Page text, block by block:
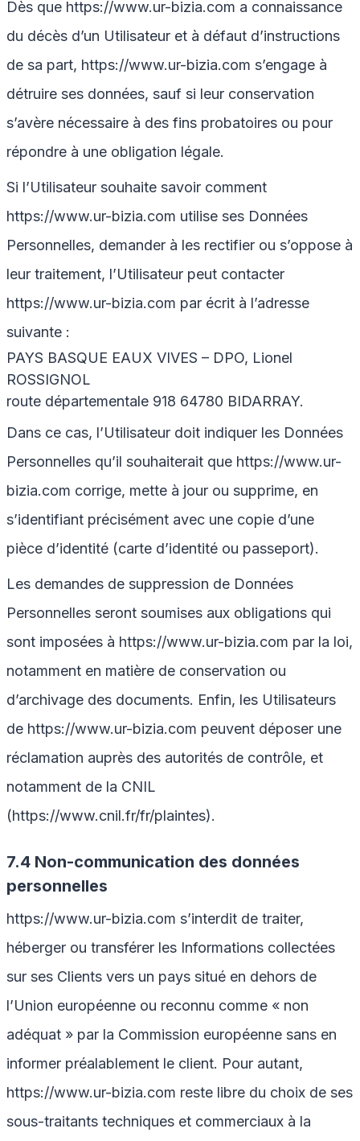
Dès que https://www.ur-bizia.com a connaissance
du décès d’un Utilisateur et à défaut d’instructions
de sa part, https://www.ur-bizia.com s’engage à
détruire ses données, sauf si leur conservation
s’avère nécessaire à des fins probatoires ou pour
répondre à une obligation légale.
Si l’Utilisateur souhaite savoir comment
https://www.ur-bizia.com utilise ses Données
Personnelles, demander à les rectifier ou s’oppose à
leur traitement, l’Utilisateur peut contacter
https://www.ur-bizia.com par écrit à l’adresse
suivante :
PAYS BASQUE EAUX VIVES – DPO, Lionel
ROSSIGNOL
route départementale 918 64780 BIDARRAY.
Dans ce cas, l’Utilisateur doit indiquer les Données
Personnelles qu’il souhaiterait que https://www.ur-
bizia.com corrige, mette à jour ou supprime, en
s’identifiant précisément avec une copie d’une
pièce d’identité (carte d’identité ou passeport).
Les demandes de suppression de Données
Personnelles seront soumises aux obligations qui
sont imposées à https://www.ur-bizia.com par la loi,
notamment en matière de conservation ou
d’archivage des documents. Enfin, les Utilisateurs
de https://www.ur-bizia.com peuvent déposer une
réclamation auprès des autorités de contrôle, et
notamment de la CNIL
(https://www.cnil.fr/fr/plaintes).
7.4 Non-communication des données
personnelles
https://www.ur-bizia.com s’interdit de traiter,
héberger ou transférer les Informations collectées
sur ses Clients vers un pays situé en dehors de
l’Union européenne ou reconnu comme « non
adéquat » par la Commission européenne sans en
informer préalablement le client. Pour autant,
https://www.ur-bizia.com reste libre du choix de ses
sous-traitants techniques et commerciaux à la